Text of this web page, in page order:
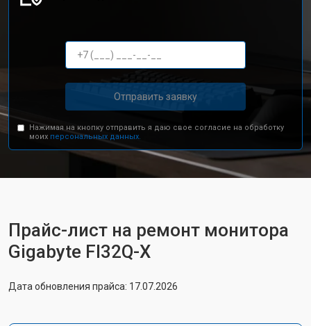
Отправить заявку
Нажимая на кнопку отправить я даю свое согласие на обработку
моих персональных данных.
Прайс-лист на ремонт монитора
Gigabyte FI32Q-X
Дата обновления прайса: 17.07.2026